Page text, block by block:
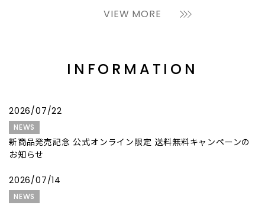
VIEW MORE
INFORMATION
2026/07/22
NEWS
新商品発売記念 公式オンライン限定 送料無料キャンペーンの
お知らせ
2026/07/14
NEWS